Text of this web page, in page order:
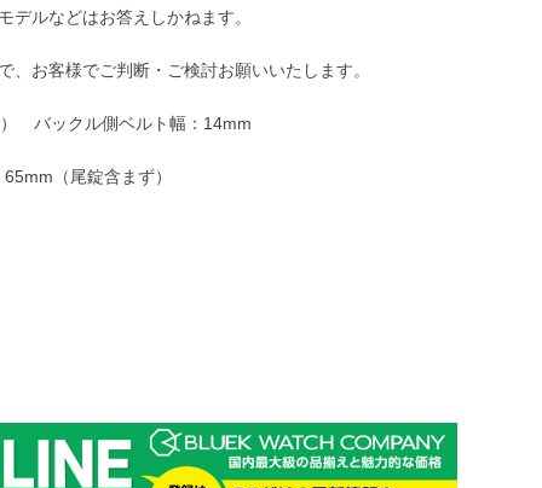
ルなどはお答えしかねます。
お客様でご判断・ご検討お願いいたします。
バックル側ベルト幅：14mm
（尾錠含まず）